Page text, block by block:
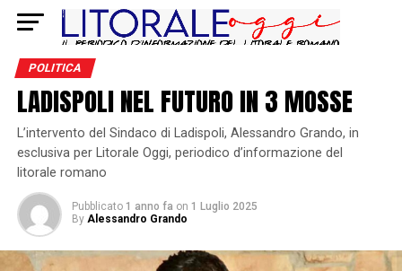
POLITICA
LADISPOLI NEL FUTURO IN 3 MOSSE
L’intervento del Sindaco di Ladispoli, Alessandro Grando, in
esclusiva per Litorale Oggi, periodico d’informazione del
litorale romano
Pubblicato 1 anno fa on 1 Luglio 2025
By Alessandro Grando